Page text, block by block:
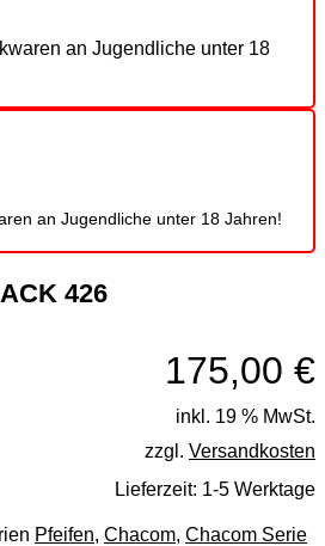
an Jugendliche unter 18
an Jugendliche unter 18 Jahren!
426
175,00 €
inkl. 19 % MwSt.
zzgl. Versandkosten
Lieferzeit: 1-5 Werktage
Pfeifen, Chacom, Chacom Serie